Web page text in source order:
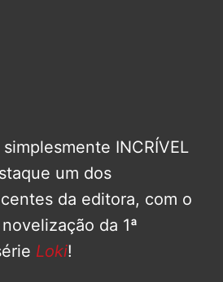
INCRÍVEL
um dos
da editora, com o
da 1ª
Loki!